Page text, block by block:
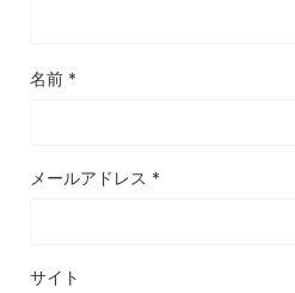
名前 *
メールアドレス *
サイト